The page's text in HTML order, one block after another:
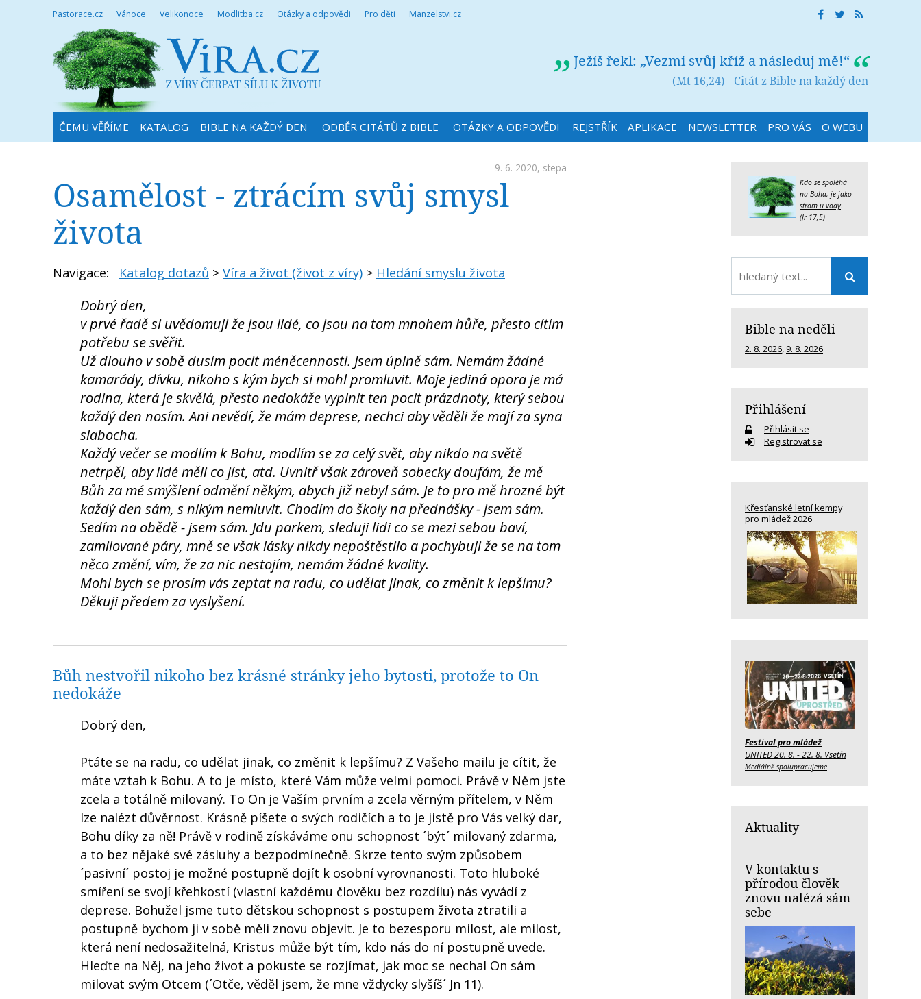
Pastorace.cz Vánoce Velikonoce Modlitba.cz Otázky a odpovědi Pro děti Manzelstvi.cz
Ježíš řekl: „Vezmi svůj kříž a následuj mě!“
(Mt 16,24) - Citát z Bible na každý den
ČEMU VĚŘÍME KATALOG BIBLE NA KAŽDÝ DEN ODBĚR CITÁTŮ Z BIBLE OTÁZKY A ODPOVĚDI REJSTŘÍK APLIKACE NEWSLETTER PRO VÁS O WEBU
9. 6. 2020, stepa
Osamělost - ztrácím svůj smysl
života
Navigace: Katalog dotazů > Víra a život (život z víry) > Hledání smyslu života
Dobrý den,
v prvé řadě si uvědomuji že jsou lidé, co jsou na tom mnohem hůře, přesto cítím
potřebu se svěřit.
Už dlouho v sobě dusím pocit méněcennosti. Jsem úplně sám. Nemám žádné
kamarády, dívku, nikoho s kým bych si mohl promluvit. Moje jediná opora je má
rodina, která je skvělá, přesto nedokáže vyplnit ten pocit prázdnoty, který sebou
každý den nosím. Ani nevědí, že mám deprese, nechci aby věděli že mají za syna
slabocha.
Každý večer se modlím k Bohu, modlím se za celý svět, aby nikdo na světě
netrpěl, aby lidé měli co jíst, atd. Uvnitř však zároveň sobecky doufám, že mě
Bůh za mé smýšlení odmění někým, abych již nebyl sám. Je to pro mě hrozné být
každý den sám, s nikým nemluvit. Chodím do školy na přednášky - jsem sám.
Sedím na obědě - jsem sám. Jdu parkem, sleduji lidi co se mezi sebou baví,
zamilované páry, mně se však lásky nikdy nepoštěstilo a pochybuji že se na tom
něco změní, vím, že za nic nestojím, nemám žádné kvality.
Mohl bych se prosím vás zeptat na radu, co udělat jinak, co změnit k lepšímu?
Děkuji předem za vyslyšení.
Bůh nestvořil nikoho bez krásné stránky jeho bytosti, protože to On
nedokáže
Dobrý den,
Ptáte se na radu, co udělat jinak, co změnit k lepšímu? Z Vašeho mailu je cítit, že
máte vztah k Bohu. A to je místo, které Vám může velmi pomoci. Právě v Něm jste
zcela a totálně milovaný. To On je Vaším prvním a zcela věrným přítelem, v Něm
lze nalézt důvěrnost. Krásně píšete o svých rodičích a to je jistě pro Vás velký dar,
Bohu díky za ně! Právě v rodině získáváme onu schopnost ´být´ milovaný zdarma,
a to bez nějaké své zásluhy a bezpodmínečně. Skrze tento svým způsobem
´pasivní´ postoj je možné postupně dojít k osobní vyrovnanosti. Toto hluboké
smíření se svojí křehkostí (vlastní každému člověku bez rozdílu) nás vyvádí z
deprese. Bohužel jsme tuto dětskou schopnost s postupem života ztratili a
postupně bychom ji v sobě měli znovu objevit. Je to bezesporu milost, ale milost,
která není nedosažitelná, Kristus může být tím, kdo nás do ní postupně uvede.
Hleďte na Něj, na jeho život a pokuste se rozjímat, jak moc se nechal On sám
milovat svým Otcem (´Otče, věděl jsem, že mne vždycky slyšíš´ Jn 11).
Kdo se spoléhá
na Boha, je jako
strom u vody.
(Jr 17,5)
Bible na neděli
2. 8. 2026, 9. 8. 2026
Přihlášení
Přihlásit se
Registrovat se
Křesťanské letní kempy
pro mládež 2026
Festival pro mládež
UNITED 20. 8. - 22. 8. Vsetín
Mediálně spolupracujeme
Aktuality
V kontaktu s
přírodou člověk
znovu nalézá sám
sebe